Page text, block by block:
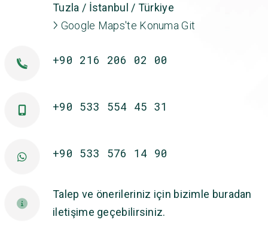
Tuzla / İstanbul / Türkiye
Google Maps'te Konuma Git
+90 216 206 02 00
+90 533 554 45 31
+90 533 576 14 90
Talep ve önerileriniz için bizimle buradan
iletişime geçebilirsiniz.